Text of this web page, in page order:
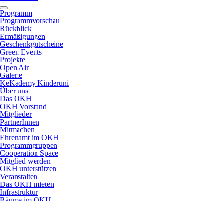
Programm
Programmvorschau
Rückblick
Ermäßigungen
Geschenkgutscheine
Green Events
Projekte
Open Air
Galerie
KeKademy Kinderuni
Über uns
Das OKH
OKH Vorstand
Mitglieder
PartnerInnen
Mitmachen
Ehrenamt im OKH
Programmgruppen
Cooperation Space
Mitglied werden
OKH unterstützen
Veranstalten
Das OKH mieten
Infrastruktur